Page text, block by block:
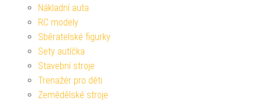
Nákladní auta
RC modely
Sběratelské figurky
Sety autíčka
Stavební stroje
Trenažér pro děti
Zemědělské stroje